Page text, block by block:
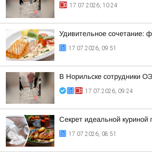
17.07.2026, 10:24
Удивительное сочетание:
17.07.2026, 09:51
В Норильске сотрудники
17.07.2026, 09:24
Секрет идеальной куриной
17.07.2026, 08:51